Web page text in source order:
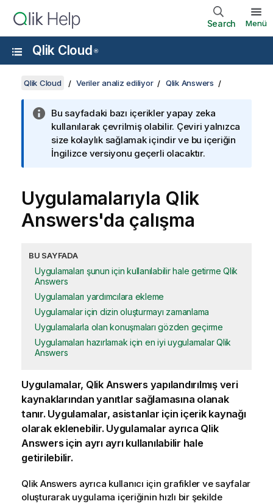
Search Menü
Qlik Cloud ®
Qlik Cloud Veriler analiz ediliyor Qlik Answers
Bu sayfadaki bazı içerikler yapay zeka
kullanılarak çevrilmiş olabilir. Çeviri yalnızca
size kolaylık sağlamak içindir ve bu içeriğin
İngilizce versiyonu geçerli olacaktır.
Uygulamalarıyla Qlik
Answers'da çalışma
BU SAYFADA
Uygulamaları şunun için kullanılabilir hale getirme Qlik
Answers
Uygulamaları yardımcılara ekleme
Uygulamalar için dizin oluşturmayı zamanlama
Uygulamalarla olan konuşmaları gözden geçirme
Uygulamaları hazırlamak için en iyi uygulamalar Qlik
Answers
Uygulamalar, Qlik Answers yapılandırılmış veri
kaynaklarından yanıtlar sağlamasına olanak
tanır. Uygulamalar, asistanlar için içerik kaynağı
olarak eklenebilir. Uygulamalar ayrıca Qlik
Answers için ayrı ayrı kullanılabilir hale
getirilebilir.
Qlik Answers ayrıca kullanıcı için grafikler ve sayfalar
oluşturarak uygulama içeriğinin hızlı bir şekilde